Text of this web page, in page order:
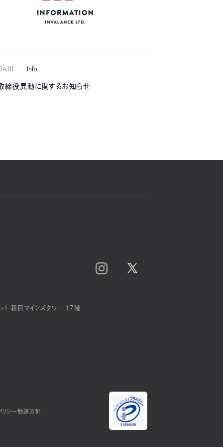
Info
締役異動に関するお知らせ
新宿マインズタワー 17階
リシー勧誘方針